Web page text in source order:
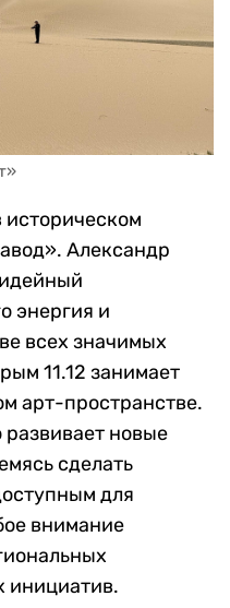
историческом
Александр
энергия и
всех значимых
11.12 занимает
арт-пространстве.
новые
сделать
для
внимание
инициатив.